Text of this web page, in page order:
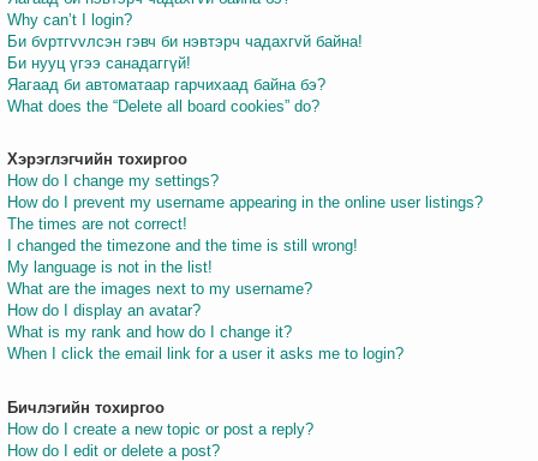
Why can’t I login?
Би бvртгvvлсэн гэвч би нэвтэрч чадахгvй байна!
Би нууц үгээ санадаггүй!
Яагаад би автоматаар гарчихаад байна бэ?
What does the “Delete all board cookies” do?
Хэрэглэгчийн тохиргоо
How do I change my settings?
How do I prevent my username appearing in the online user listings?
The times are not correct!
I changed the timezone and the time is still wrong!
My language is not in the list!
What are the images next to my username?
How do I display an avatar?
What is my rank and how do I change it?
When I click the email link for a user it asks me to login?
Бичлэгийн тохиргоо
How do I create a new topic or post a reply?
How do I edit or delete a post?